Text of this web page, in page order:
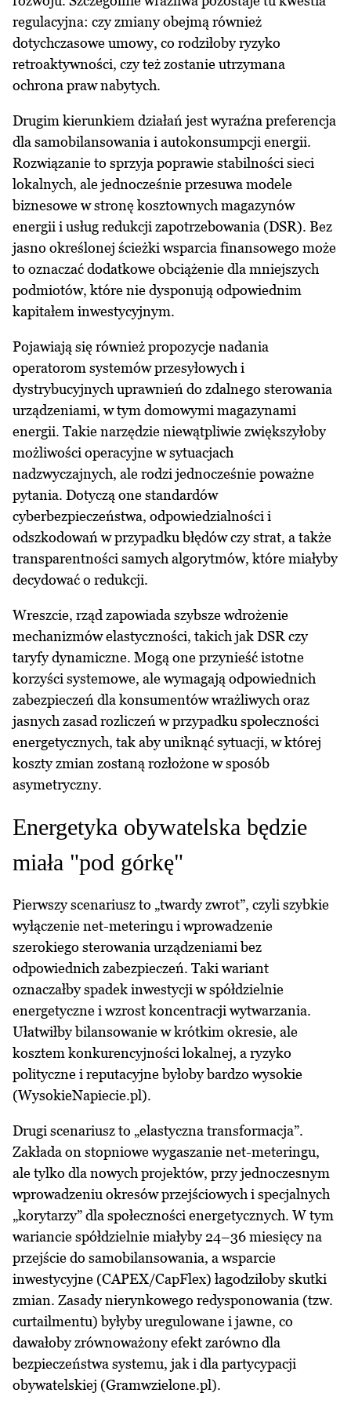
regulacyjna: czy zmiany obejmą również
dotychczasowe umowy, co rodziłoby ryzyko
retroaktywności, czy też zostanie utrzymana
ochrona praw nabytych.
Drugim kierunkiem działań jest wyraźna preferencja
dla samobilansowania i autokonsumpcji energii.
Rozwiązanie to sprzyja poprawie stabilności sieci
lokalnych, ale jednocześnie przesuwa modele
biznesowe w stronę kosztownych magazynów
energii i usług redukcji zapotrzebowania (DSR). Bez
jasno określonej ścieżki wsparcia finansowego może
to oznaczać dodatkowe obciążenie dla mniejszych
podmiotów, które nie dysponują odpowiednim
kapitałem inwestycyjnym.
Pojawiają się również propozycje nadania
operatorom systemów przesyłowych i
dystrybucyjnych uprawnień do zdalnego sterowania
urządzeniami, w tym domowymi magazynami
energii. Takie narzędzie niewątpliwie zwiększyłoby
możliwości operacyjne w sytuacjach
nadzwyczajnych, ale rodzi jednocześnie poważne
pytania. Dotyczą one standardów
cyberbezpieczeństwa, odpowiedzialności i
odszkodowań w przypadku błędów czy strat, a także
transparentności samych algorytmów, które miałyby
decydować o redukcji.
Wreszcie, rząd zapowiada szybsze wdrożenie
mechanizmów elastyczności, takich jak DSR czy
taryfy dynamiczne. Mogą one przynieść istotne
korzyści systemowe, ale wymagają odpowiednich
zabezpieczeń dla konsumentów wrażliwych oraz
jasnych zasad rozliczeń w przypadku społeczności
energetycznych, tak aby uniknąć sytuacji, w której
koszty zmian zostaną rozłożone w sposób
asymetryczny.
Energetyka obywatelska będzie
miała "pod górkę"
Pierwszy scenariusz to „twardy zwrot”, czyli szybkie
wyłączenie net-meteringu i wprowadzenie
szerokiego sterowania urządzeniami bez
odpowiednich zabezpieczeń. Taki wariant
oznaczałby spadek inwestycji w spółdzielnie
energetyczne i wzrost koncentracji wytwarzania.
Ułatwiłby bilansowanie w krótkim okresie, ale
kosztem konkurencyjności lokalnej, a ryzyko
polityczne i reputacyjne byłoby bardzo wysokie
(WysokieNapiecie.pl).
Drugi scenariusz to „elastyczna transformacja”.
Zakłada on stopniowe wygaszanie net-meteringu,
ale tylko dla nowych projektów, przy jednoczesnym
wprowadzeniu okresów przejściowych i specjalnych
„korytarzy” dla społeczności energetycznych. W tym
wariancie spółdzielnie miałyby 24–36 miesięcy na
przejście do samobilansowania, a wsparcie
inwestycyjne (CAPEX/CapFlex) łagodziłoby skutki
zmian. Zasady nierynkowego redysponowania (tzw.
curtailmentu) byłyby uregulowane i jawne, co
dawałoby zrównoważony efekt zarówno dla
bezpieczeństwa systemu, jak i dla partycypacji
obywatelskiej (Gramwzielone.pl).